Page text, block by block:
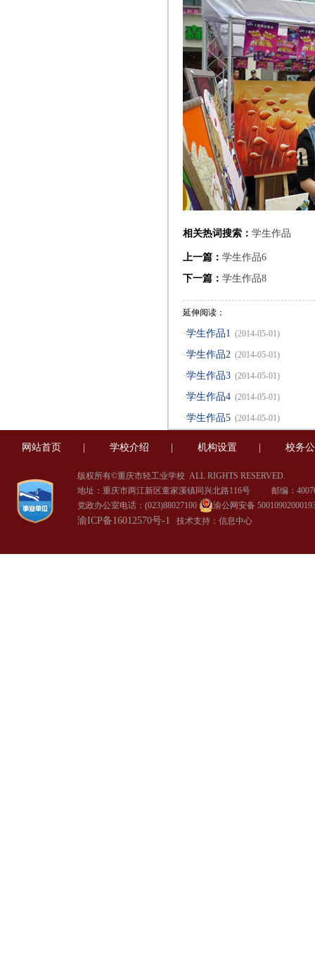
相关热词搜索：学生作品
上一篇：学生作品6
下一篇：学生作品8
延伸阅读：
·学生作品1 (2014-05-01)
·学生作品2 (2014-05-01)
·学生作品3 (2014-05-01)
·学生作品4 (2014-05-01)
·学生作品5 (2014-05-01)
网站首页 学校介绍 机构设置 校务
版权所有©重庆市轻工业学校 ALL RIGHTS RESERVED.
地址：重庆市两江新区童家溪镇同兴北路116号 邮编：
党政办公室电话：(023)88027100
渝公网安备
渝ICP备16012570号-1 技术支持：信息中心